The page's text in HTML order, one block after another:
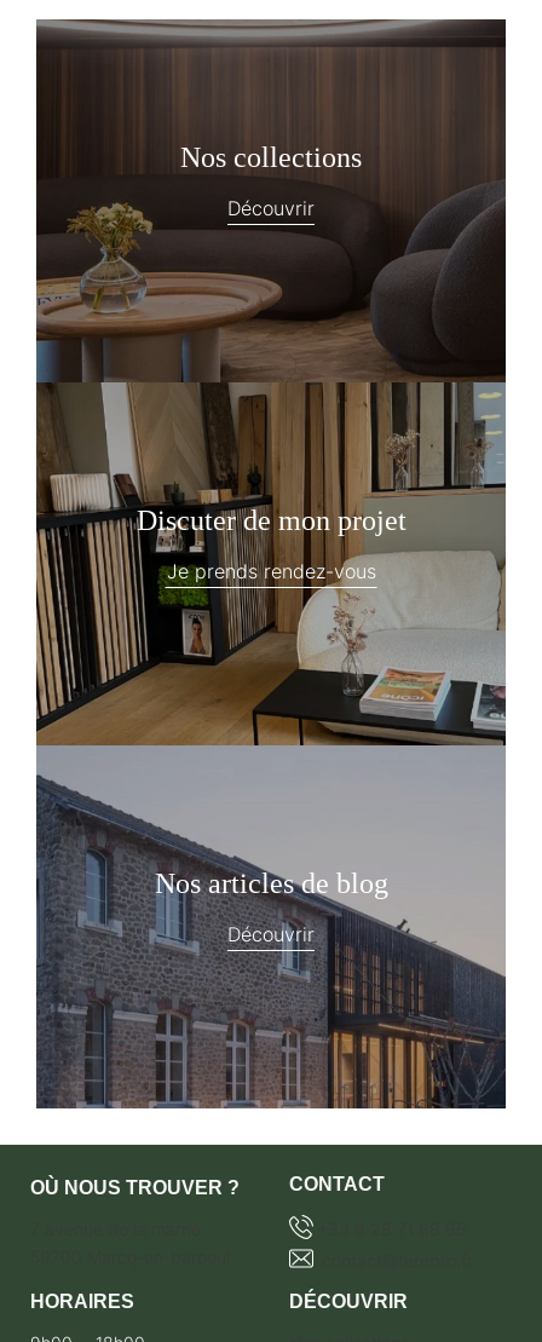
Nos collections
Découvrir
Discuter de mon projet
Je prends rendez-vous
Nos articles de blog
Découvrir
OÙ NOUS TROUVER ?
CONTACT
HORAIRES
DÉCOUVRIR